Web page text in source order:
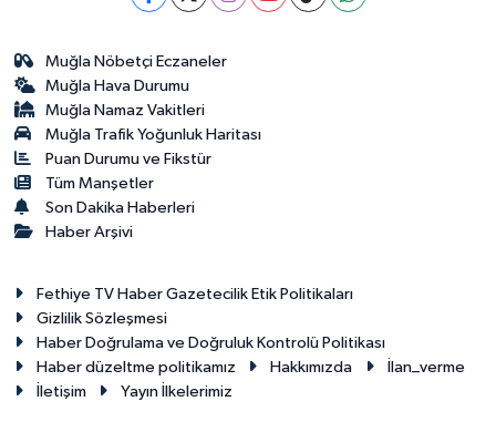
Muğla Nöbetçi Eczaneler
Muğla Hava Durumu
Muğla Namaz Vakitleri
Muğla Trafik Yoğunluk Haritası
Puan Durumu ve Fikstür
Tüm Manşetler
Son Dakika Haberleri
Haber Arşivi
Fethiye TV Haber Gazetecilik Etik Politikaları
Gizlilik Sözleşmesi
Haber Doğrulama ve Doğruluk Kontrolü Politikası
Haber düzeltme politikamız
Hakkımızda
İlan_verme
İletişim
Yayın İlkelerimiz